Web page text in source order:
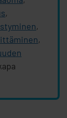
,
,
,